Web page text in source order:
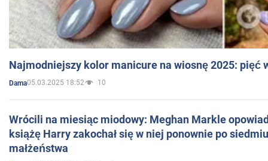
Najmodniejszy kolor manicure na wiosnę 2025: pięć
Dama05.03.2025 18:52 10
Wrócili na miesiąc miodowy: Meghan Markle
książę Harry zakochał się w niej ponownie po
małżeństwa